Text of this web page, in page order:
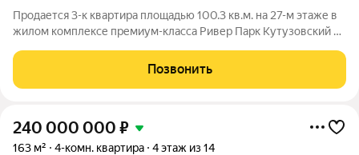
Продается 3-к квартира площадью 100.3 кв.м. на 27-м этаже в
жилом комплексе премиум-класса Ривер Парк Кутузовский в
Кутузовский строится в одном из самых престижных районов
столицы Дорогомилово, на
Позвонить
240 000 000 ₽
163 м² 4-комн. квартира 4 этаж из 14